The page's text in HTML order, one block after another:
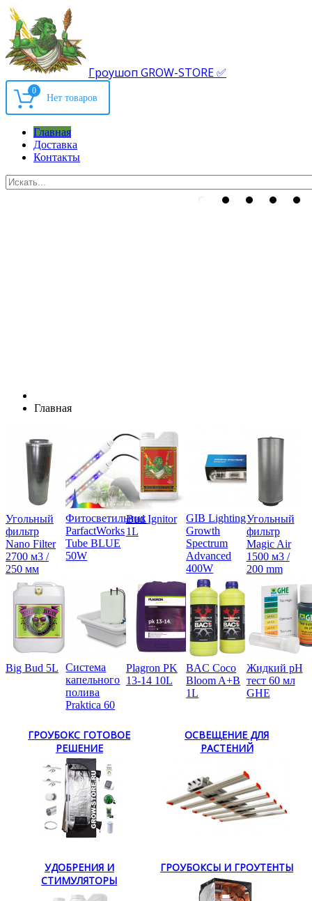
Гроушоп GROW-STORE ✅
0
Главная
Доставка
Контакты
Главная
Угольный
фильтр
Nano Filter
2700 м3 /
250 мм
Фитосветильник
ParfactWorks
Tube BLUE
50W
Bud Ignitor
1L
GIB Lighting
Growth
Spectrum
Advanced
400W
Угольный
фильтр
Magic Air
1500 м3 /
200 mm
Big Bud 5L
Система
капельного
полива
Praktica 60
Plagron PK
13-14 10L
BAC Coco
Bloom A+B
1L
Жидкий pH
тест 60 мл
GHE
ГРОУБОКС ГОТОВОЕ
РЕШЕНИЕ
ОСВЕЩЕНИЕ ДЛЯ
РАСТЕНИЙ
УДОБРЕНИЯ И
СТИМУЛЯТОРЫ
ГРОУБОКСЫ И ГРОУТЕНТЫ